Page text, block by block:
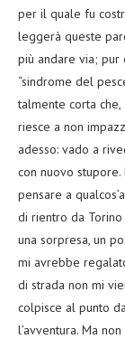
per il quale fu
leggerà queste
più andare via;
“sindrome del
talmente corta
riesce a non
adesso: vado a
con nuovo
pensare a
di rientro da Torino
una sorpresa, un
mi avrebbe
di strada non mi
colpisce al punto
l’avventura. Ma